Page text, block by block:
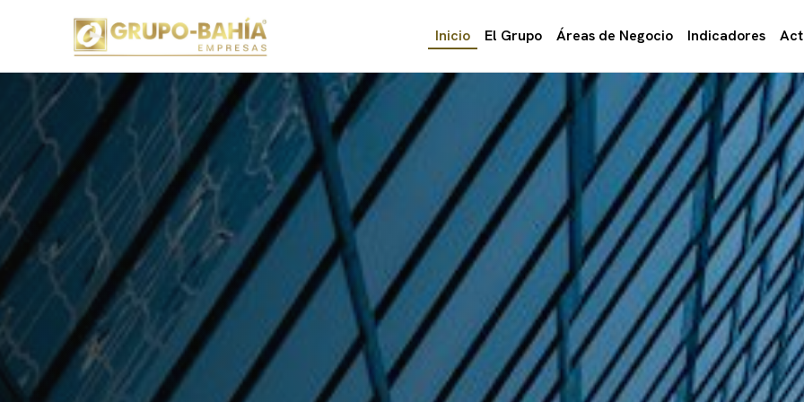
Inicio El Grupo Áreas de Negocio Indicadores